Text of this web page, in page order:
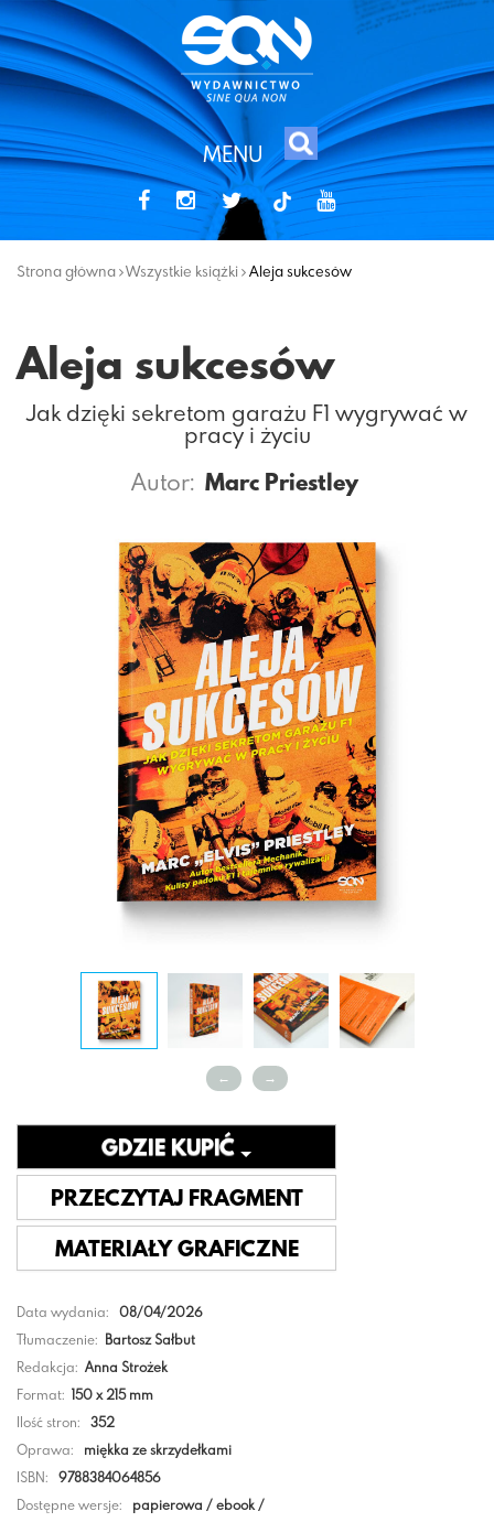
MENU
tiktok
Strona główna Wszystkie książki Aleja sukcesów
Aleja sukcesów
Jak dzięki sekretom garażu F1 wygrywać w
pracy i życiu
Autor: Marc Priestley
Data wydania:
08/04/2026
Tłumaczenie: Bartosz Sałbut
Redakcja: Anna Strożek
Format: 150 x 215 mm
Ilość stron:
352
Oprawa:
miękka ze skrzydełkami
ISBN:
9788384064856
Dostępne wersje:
papierowa / ebook /
GDZIE KUPIĆ
PRZECZYTAJ FRAGMENT
MATERIAŁY GRAFICZNE
← →